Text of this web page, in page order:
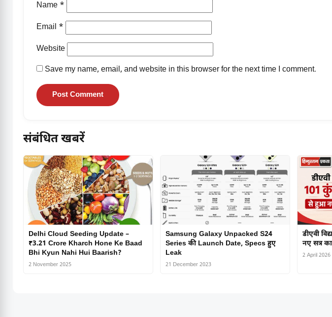
Name *
Email *
Website
Save my name, email, and website in this browser for the next time I comment.
संबंधित खबरें
Delhi Cloud Seeding Update –
₹3.21 Crore Kharch Hone Ke Baad
Bhi Kyun Nahi Hui Baarish?
2 November 2025
Samsung Galaxy Unpacked S24
Series की Launch Date, Specs हुए
Leak
21 December 2023
डीएवी
नए सत्र का
2 April 2026